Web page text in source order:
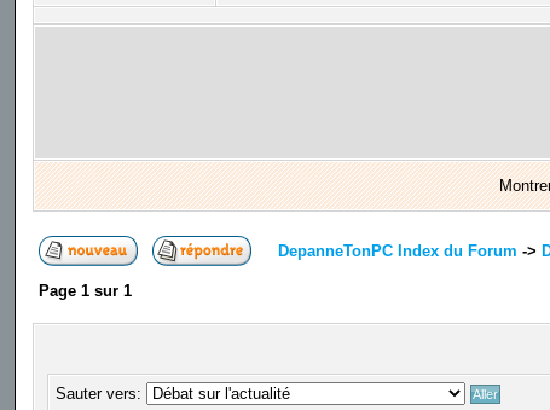
DepanneTonPC Index du Forum ->
Page 1sur 1
Sauter vers: